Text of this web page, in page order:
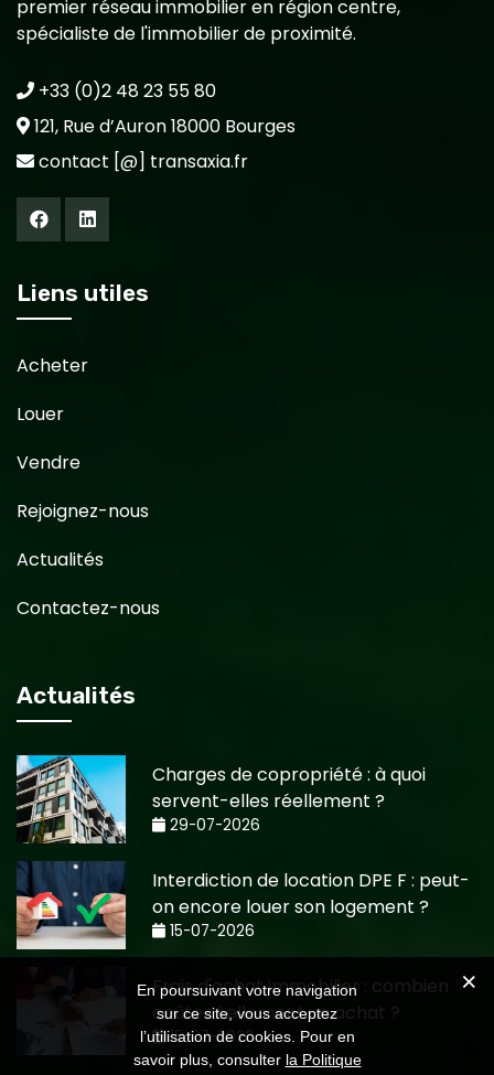
premier réseau immobilier en région centre,
spécialiste de l'immobilier de proximité.
+33 (0)2 48 23 55 80
121, Rue d’Auron 18000 Bourges
contact [@] transaxia.fr
Liens utiles
Acheter
Louer
Vendre
Rejoignez-nous
Actualités
Contactez-nous
Actualités
Charges de copropriété : à quoi
servent-elles réellement ?
29-07-2026
Interdiction de location DPE F : peut-
on encore louer son logement ?
15-07-2026
Frais d'achat immobilier : combien
coûte réellement un achat ?
15-07-2026
En poursuivant votre navigation
sur ce site, vous acceptez
l’utilisation de cookies. Pour en
savoir plus, consulter la Politique